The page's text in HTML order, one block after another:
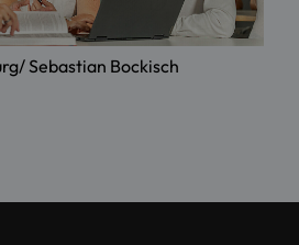
Sebastian Bockisch